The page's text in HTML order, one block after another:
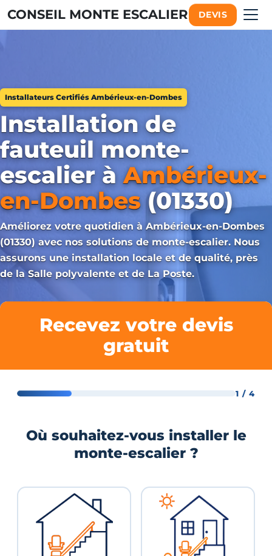
CONSEIL MONTE ESCALIER DEVIS
Installateurs Certifiés Ambérieux-en-Dombes
Installation de
fauteuil monte-
escalier àAmbérieux-
en-Dombes(01330)
Améliorez votre quotidien à Ambérieux-en-Dombes
(01330) avec nos solutions de monte-escalier. Nous
assurons une installation locale et de qualité, près
de la Salle polyvalente et de La Poste.
Recevez votre devis
gratuit
1 / 4
Où souhaitez-vous installer le
monte-escalier ?